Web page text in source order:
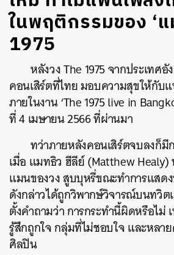
ในพฤติกรรมของ ‘
1975
หลังวง The 1975 จากประเทศ
คอนเสิร์ตที่ไทย มอบความสุขให้กับ
ภายในงาน ‘The 1975 live in
ที่ 4 เมษายน 2566 ที่ผ่านมา
ทว่าภายหลังคอนเสิร์ตจบลงก็มี
เมื่อ แมทธิว ฮีลีย์ (Matthew
แมนของวง สูบบุหรี่ขณะทำการแสด
ดังกล่าวได้ถูกวิพากษ์วิจารณ์บนทวิต
ตั้งคำถามว่า การกระทำนี้ผิดหรือไม่
รู้สึกถูกใจ กลุ่มที่ไม่ชอบใจ และหลา
ศิลปิน